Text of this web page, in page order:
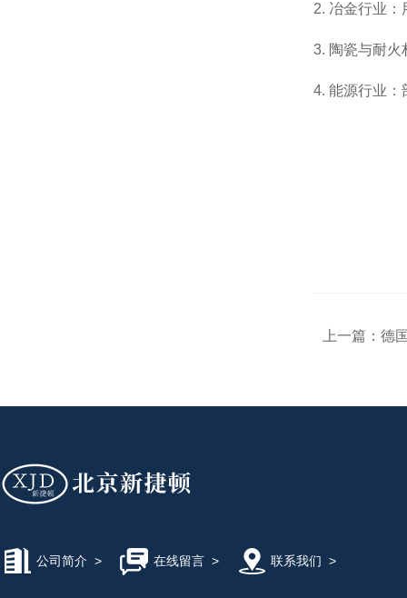
2. 冶金行业
3. 陶瓷与耐火
4. 能源行业：
上一篇： 德
公司简介 > 在线留言> 联系我们 >